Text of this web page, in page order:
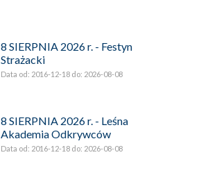
8 SIERPNIA 2026 r. - Festyn
Strażacki
Data od: 2016-12-18 do: 2026-08-08
8 SIERPNIA 2026 r. - Leśna
Akademia Odkrywców
Data od: 2016-12-18 do: 2026-08-08